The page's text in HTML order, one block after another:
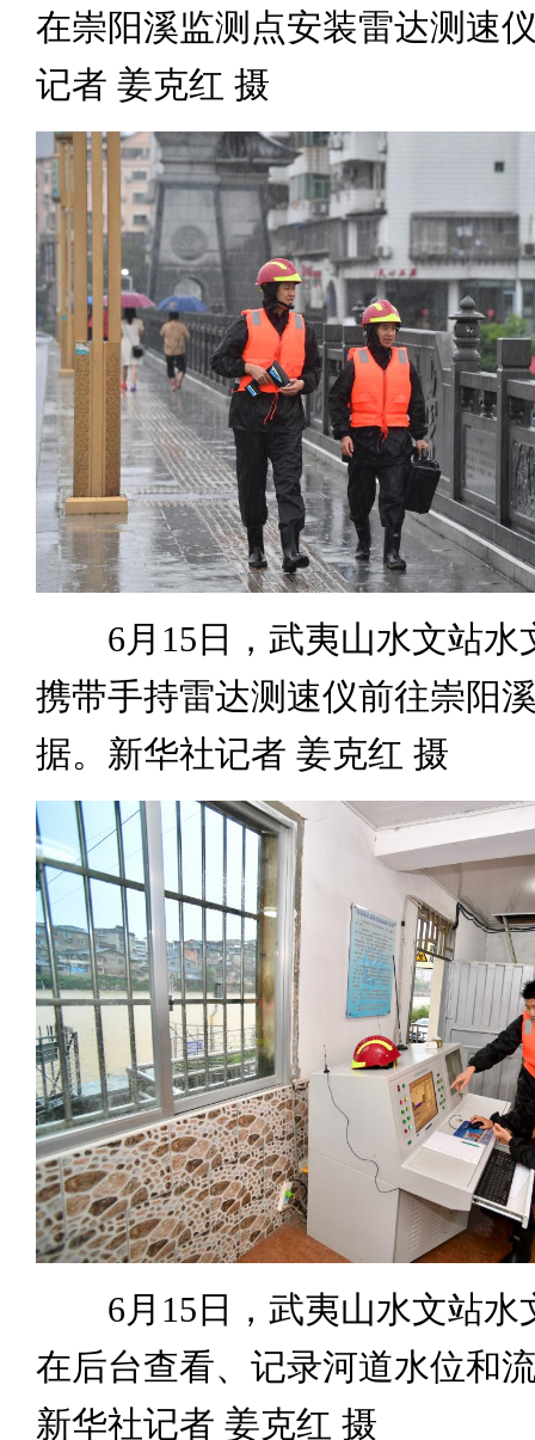
在崇阳溪监测点安装雷达测速
记者 姜克红 摄
6月15日，武夷山水文站水
携带手持雷达测速仪前往崇阳
据。新华社记者 姜克红 摄
6月15日，武夷山水文站水
在后台查看、记录河道水位和
新华社记者 姜克红 摄